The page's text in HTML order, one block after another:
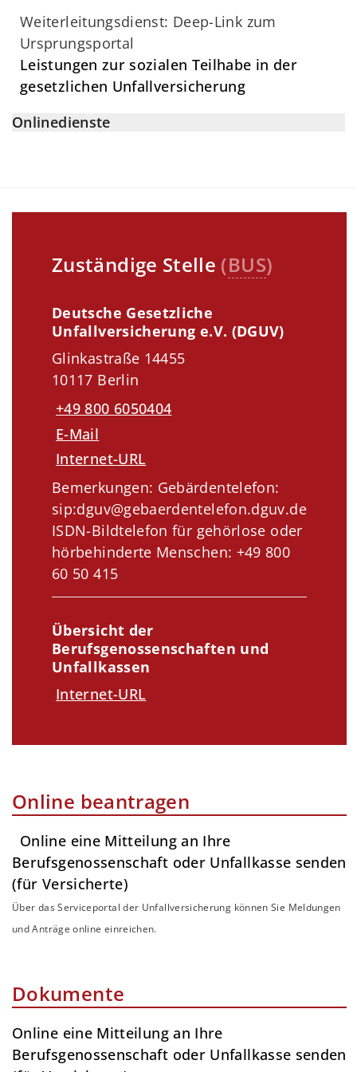
Weiterleitungsdienst: Deep-Link zum
Ursprungsportal
Leistungen zur sozialen Teilhabe in der
gesetzlichen Unfallversicherung
Onlinedienste
Zuständige Stelle (BUS)
Deutsche Gesetzliche
Unfallversicherung e.V. (DGUV)
Glinkastraße 14455
10117 Berlin
+49 800 6050404
E-Mail
Internet-URL
Bemerkungen: Gebärdentelefon:
sip:dguv@gebaerdentelefon.dguv.de
ISDN-Bildtelefon für gehörlose oder
hörbehinderte Menschen: +49 800
60 50 415
Übersicht der
Berufsgenossenschaften und
Unfallkassen
Internet-URL
Online beantragen
Online eine Mitteilung an Ihre
Berufsgenossenschaft oder Unfallkasse senden
(für Versicherte)
Über das Serviceportal der Unfallversicherung können Sie Meldungen
und Anträge online einreichen.
Dokumente
Online eine Mitteilung an Ihre
Berufsgenossenschaft oder Unfallkasse senden